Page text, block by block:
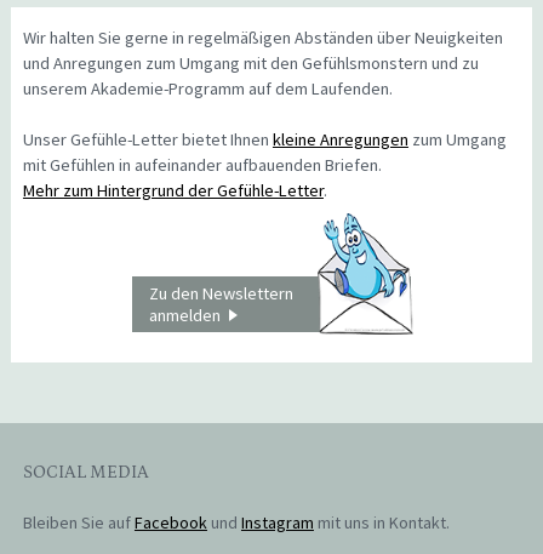
Wir halten Sie gerne in regelmäßigen Abständen über Neuigkeiten
und Anregungen zum Umgang mit den Gefühlsmonstern und zu
unserem Akademie-Programm auf dem Laufenden.
Unser Gefühle-Letter bietet Ihnen kleine Anregungen zum Umgang
mit Gefühlen in aufeinander aufbauenden Briefen.
Mehr zum Hintergrund der Gefühle-Letter.
Zu den Newslettern
anmelden
SOCIAL MEDIA
Bleiben Sie aufFacebookund Instagram mit uns in Kontakt.